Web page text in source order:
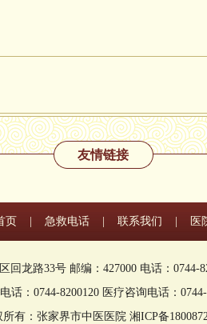
友情链接
页 急救电话 联系我们 医
龙路33号 邮编：427000 电话：0744-
话：0744-8200120 医疗咨询电话：
所有：张家界市中医医院 湘ICP备